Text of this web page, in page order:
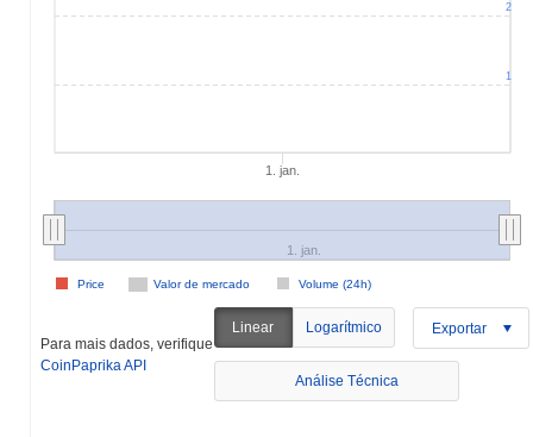
1. jan.
Valor de mercado Volume (24h)
Price
1. jan.
1
2
Para mais dados, verifique
CoinPaprika API
Linear Logarítmico Exportar
Análise Técnica